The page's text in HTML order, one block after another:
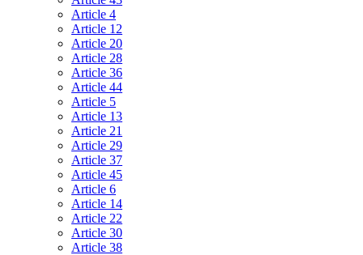
Article 4
Article 12
Article 20
Article 28
Article 36
Article 44
Article 5
Article 13
Article 21
Article 29
Article 37
Article 45
Article 6
Article 14
Article 22
Article 30
Article 38